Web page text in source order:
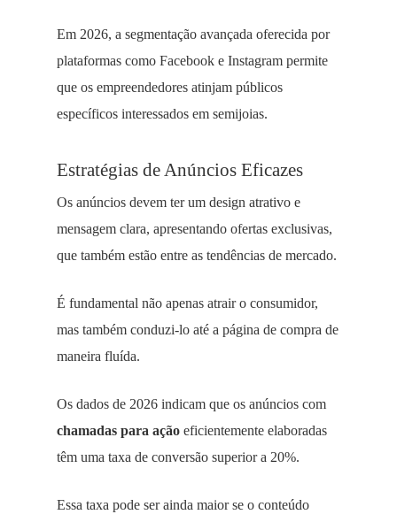
Em 2026, a segmentação avançada oferecida por
plataformas como Facebook e Instagram permite
que os empreendedores atinjam públicos
específicos interessados em semijoias.
Estratégias de Anúncios Eficazes
Os anúncios devem ter um design atrativo e
mensagem clara, apresentando ofertas exclusivas,
que também estão entre as tendências de mercado.
É fundamental não apenas atrair o consumidor,
mas também conduzi-lo até a página de compra de
maneira fluída.
Os dados de 2026 indicam que os anúncios com
chamadas para ação eficientemente elaboradas
têm uma taxa de conversão superior a 20%.
Essa taxa pode ser ainda maior se o conteúdo